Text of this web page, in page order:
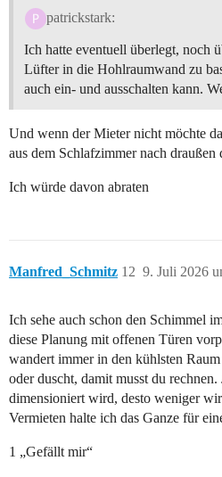
patrickstark:
Ich hatte eventuell überlegt, noch
Lüfter in die Hohlraumwand zu
auch ein- und ausschalten kann.
Und wenn der Mieter nicht möchte
aus dem Schlafzimmer nach draußen
Ich würde davon abraten
Manfred_Schmitz 9. Juli 2026
12
Ich sehe auch schon den Schimmel
diese Planung mit offenen Türen
wandert immer in den kühlsten
oder duscht, damit musst du
dimensioniert wird, desto weniger
Vermieten halte ich das Ganze für
1 „Gefällt mir“